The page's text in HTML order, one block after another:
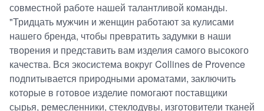
совместной работе нашей талантливой команды.
"Тридцать мужчин и женщин работают за кулисами
нашего бренда, чтобы превратить задумки в наши
творения и представить вам изделия самого высокого
качества. Вся экосистема вокруг Collines de Provence
подпитывается природными ароматами, заключить
которые в готовое изделие помогают поставщики
сырья, ремесленники, стеклодувы, изготовители тканей